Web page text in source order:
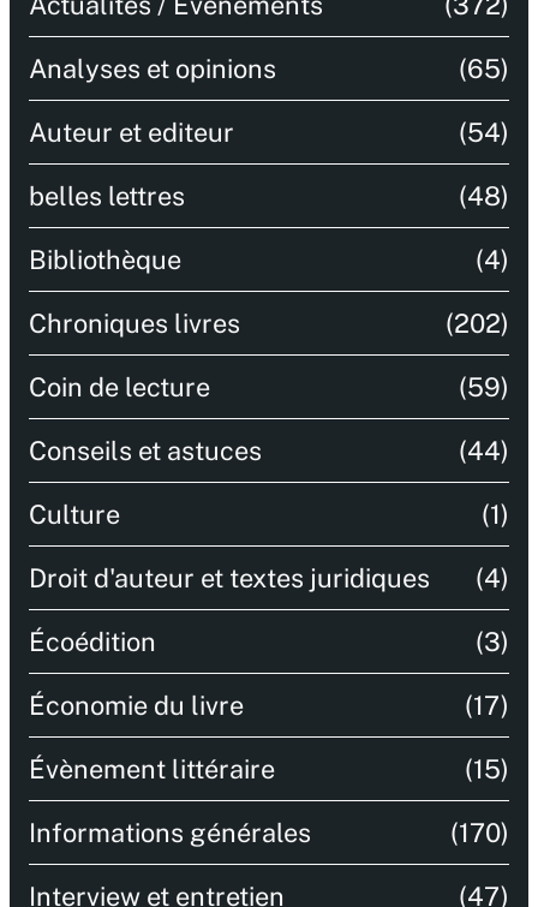
Analyses et opinions (65)
Auteur et editeur (54)
belles lettres (48)
Bibliothèque (4)
Chroniques livres (202)
Coin de lecture (59)
Conseils et astuces (44)
Culture (1)
Droit d'auteur et textes juridiques (4)
Écoédition (3)
Économie du livre (17)
Évènement littéraire (15)
Informations générales (170)
Interview et entretien (47)